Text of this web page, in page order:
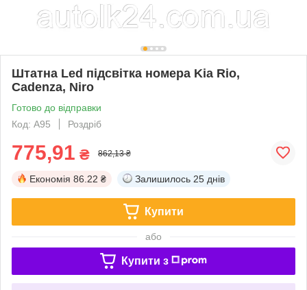
Штатна Led підсвітка номера Kia Rio,
Cadenza, Niro
Готово до відправки
Код: A95
Роздріб
775,91 ₴ 862,13 ₴
Економія 86.22 ₴ Залишилось 25 днів
Купити
або
Купити з